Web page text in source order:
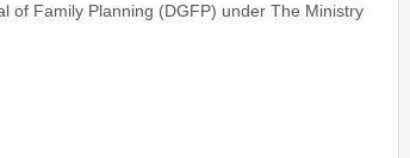
of Family Planning (DGFP) under The Ministry